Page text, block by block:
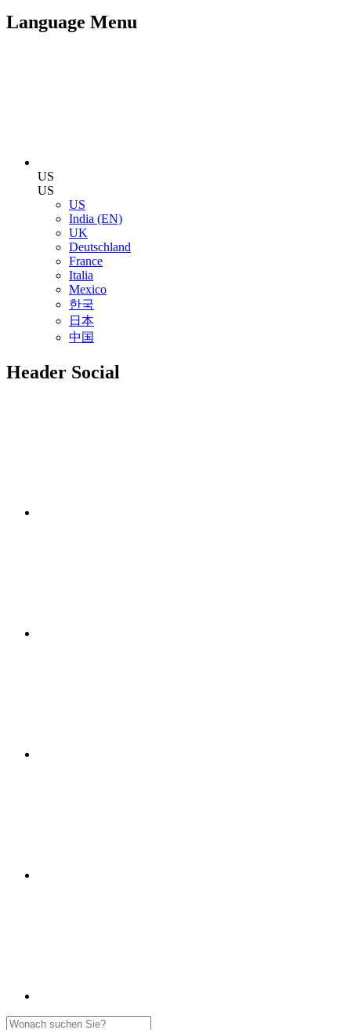
Language Menu
US
US
US
India (EN)
UK
Deutschland
France
Italia
Mexico
한국
日本
中国
Header Social